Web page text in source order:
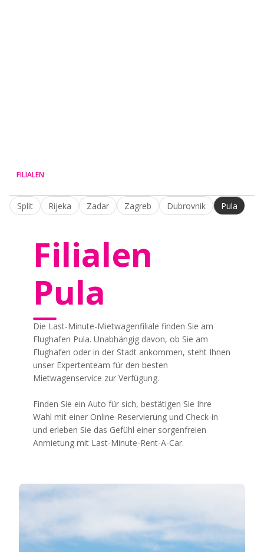
FILIALEN
Split Rijeka Zadar Zagreb Dubrovnik Pula
Filialen
Pula
Die Last-Minute-Mietwagenfiliale finden Sie am
Flughafen Pula. Unabhängig davon, ob Sie am
Flughafen oder in der Stadt ankommen, steht Ihnen
unser Expertenteam für den besten
Mietwagenservice zur Verfügung.
Finden Sie ein Auto für sich, bestätigen Sie Ihre
Wahl mit einer Online-Reservierung und Check-in
und erleben Sie das Gefühl einer sorgenfreien
Anmietung mit Last-Minute-Rent-A-Car.